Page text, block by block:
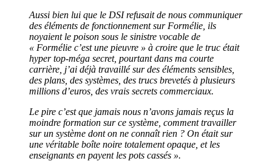
Aussi bien lui que le DSI refusait de nous communiquer
des éléments de fonctionnement sur Formélie, ils
noyaient le poison sous le sinistre vocable de
« Formélie c’est une pieuvre » à croire que le truc était
hyper top-méga secret, pourtant dans ma courte
carrière, j’ai déjà travaillé sur des éléments sensibles,
des plans, des systèmes, des trucs brevetés à plusieurs
millions d’euros, des vrais secrets commerciaux.
Le pire c’est que jamais nous n’avons jamais reçus la
moindre formation sur ce système, comment travailler
sur un système dont on ne connaît rien ? On était sur
une véritable boîte noire totalement opaque, et les
enseignants en payent les pots cassés ».